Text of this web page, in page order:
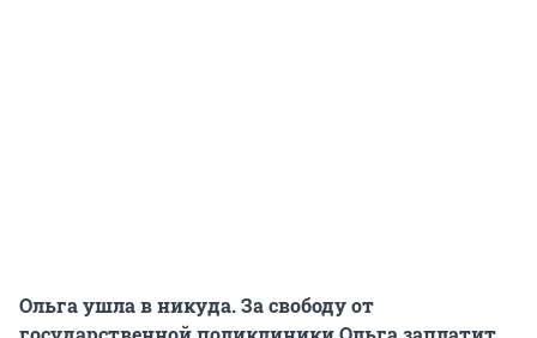
Ольга ушла в никуда. За свободу от